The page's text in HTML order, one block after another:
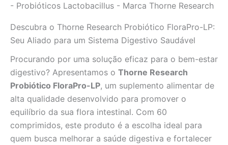
- Probióticos Lactobacillus - Marca Thorne Research
Descubra o Thorne Research Probiótico FloraPro-LP:
Seu Aliado para um Sistema Digestivo Saudável
Procurando por uma solução eficaz para o bem-estar
digestivo? Apresentamos o Thorne Research
Probiótico FloraPro-LP, um suplemento alimentar de
alta qualidade desenvolvido para promover o
equilíbrio da sua flora intestinal. Com 60
comprimidos, este produto é a escolha ideal para
quem busca melhorar a saúde digestiva e fortalecer